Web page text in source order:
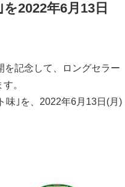
を2022年6月 13日
を記念して、ロングセラー
。
味｣を、2022年6月13日(月)